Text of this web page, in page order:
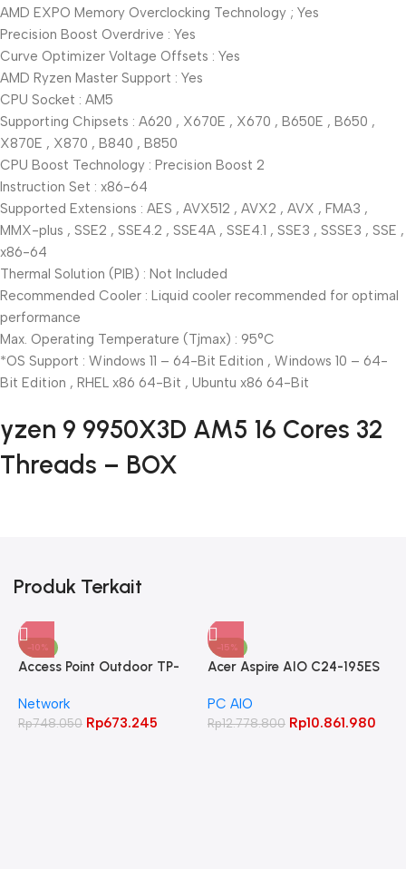
AMD EXPO Memory Overclocking Technology ; Yes
Precision Boost Overdrive : Yes
Curve Optimizer Voltage Offsets : Yes
AMD Ryzen Master Support : Yes
CPU Socket : AM5
Supporting Chipsets : A620 , X670E , X670 , B650E , B650 ,
X870E , X870 , B840 , B850
CPU Boost Technology : Precision Boost 2
Instruction Set : x86-64
Supported Extensions : AES , AVX512 , AVX2 , AVX , FMA3 ,
MMX-plus , SSE2 , SSE4.2 , SSE4A , SSE4.1 , SSE3 , SSSE3 , SSE ,
x86-64
Thermal Solution (PIB) : Not Included
Recommended Cooler : Liquid cooler recommended for optimal
performance
Max. Operating Temperature (Tjmax) : 95°C
*OS Support : Windows 11 – 64-Bit Edition , Windows 10 – 64-
Bit Edition , RHEL x86 64-Bit , Ubuntu x86 64-Bit
yzen 9 9950X3D AM5 16 Cores 32
Threads – BOX
Produk Terkait
-10%
Access Point Outdoor TP-
CPE220
Network
Rp748.050 Rp673.245
-15%
Acer Aspire AIO C24-195ES
512GB 23.8″ FHD IPS
PC AIO
Rp12.778.800 Rp10.861.980